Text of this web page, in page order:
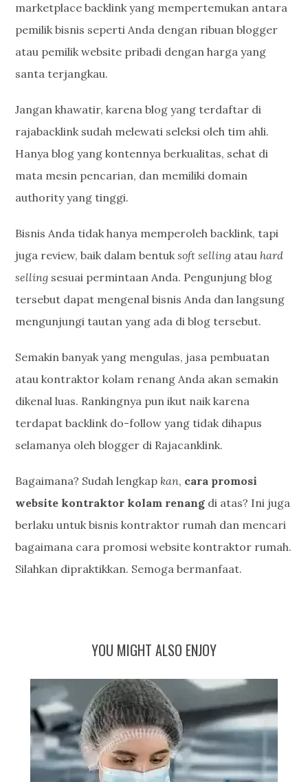
marketplace backlink yang mempertemukan antara
pemilik bisnis seperti Anda dengan ribuan blogger
atau pemilik website pribadi dengan harga yang
santa terjangkau.
Jangan khawatir, karena blog yang terdaftar di
rajabacklink sudah melewati seleksi oleh tim ahli.
Hanya blog yang kontennya berkualitas, sehat di
mata mesin pencarian, dan memiliki domain
authority yang tinggi.
Bisnis Anda tidak hanya memperoleh backlink, tapi
juga review, baik dalam bentuksoft selling atau hard
selling sesuai permintaan Anda. Pengunjung blog
tersebut dapat mengenal bisnis Anda dan langsung
mengunjungi tautan yang ada di blog tersebut.
Semakin banyak yang mengulas, jasa pembuatan
atau kontraktor kolam renang Anda akan semakin
dikenal luas. Rankingnya pun ikut naik karena
terdapat backlink do-follow yang tidak dihapus
selamanya oleh blogger di Rajacanklink.
Bagaimana? Sudah lengkap kan, cara promosi
website kontraktor kolam renang di atas? Ini juga
berlaku untuk bisnis kontraktor rumah dan mencari
bagaimana cara promosi website kontraktor rumah.
Silahkan dipraktikkan. Semoga bermanfaat.
YOU MIGHT ALSO ENJOY